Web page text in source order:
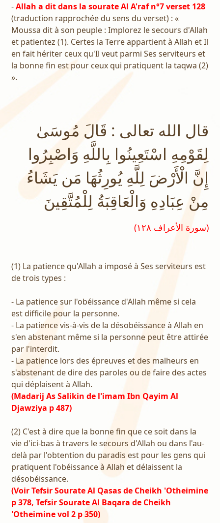
-Allah a dit dans la sourate Al A'raf n°7 verset 128
(traduction rapprochée du sens du verset) : «
Moussa dit à son peuple : Implorez le secours d'Allah
et patientez (1). Certes la Terre appartient à Allah et Il
en fait hériter ceux qu'Il veut parmi Ses serviteurs et
la bonne fin est pour ceux qui pratiquent la taqwa (2)
».
قال الله تعالى : قَالَ مُوسَىٰ
لِقَوْمِهِ اسْتَعِينُوا بِاللَّهِ وَاصْبِرُوا
إِنَّ الْأَرْضَ لِلَّهِ يُورِثُهَا مَن يَشَاءُ
مِنْ عِبَادِهِ وَالْعَاقِبَةُ لِلْمُتَّقِينَ
(سورة الأعراف ١٢٨)
(1) La patience qu'Allah a imposé à Ses serviteurs est
de trois types :
- La patience sur l'obéissance d'Allah même si cela
est difficile pour la personne.
- La patience vis-à-vis de la désobéissance à Allah en
s'en abstenant même si la personne peut être attirée
par l'interdit.
- La patience lors des épreuves et des malheurs en
s'abstenant de dire des paroles ou de faire des actes
qui déplaisent à Allah.
(Madarij As Salikin de l'imam Ibn Qayim Al
Djawziya p 487)
(2) C'est à dire que la bonne fin que ce soit dans la
vie d'ici-bas à travers le secours d'Allah ou dans l'au-
delà par l'obtention du paradis est pour les gens qui
pratiquent l'obéissance à Allah et délaissent la
désobéissance.
(Voir Tefsir Sourate Al Qasas de Cheikh 'Otheimine
p 378, Tefsir Sourate Al Baqara de Cheikh
'Otheimine vol 2 p 350)